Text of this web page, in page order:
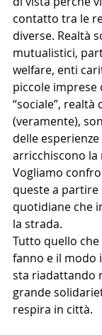
contatto tra le
diverse. Realtà
mutualistici,
welfare, enti
piccole imprese
“sociale”, realtà
(veramente),
delle
arricchiscono la
Vogliamo
queste a partire
quotidiane che
la strada.
Tutto quello
fanno e il modo
sta riadattando
grande
respira in città.